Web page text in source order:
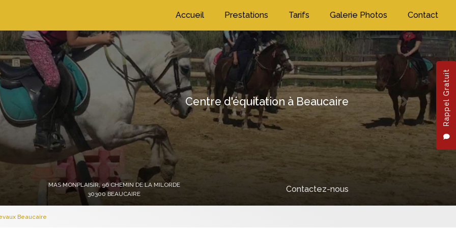
Rappel Gratuit
Accueil Prestations Tarifs Galerie Photos Contact
Centre d'équitation à Beaucaire
MAS MONPLAISIR, 96 CHEMIN DE LA MILORDE
30300 BEAUCAIRE
Contactez-nous
Next
Beaucaire